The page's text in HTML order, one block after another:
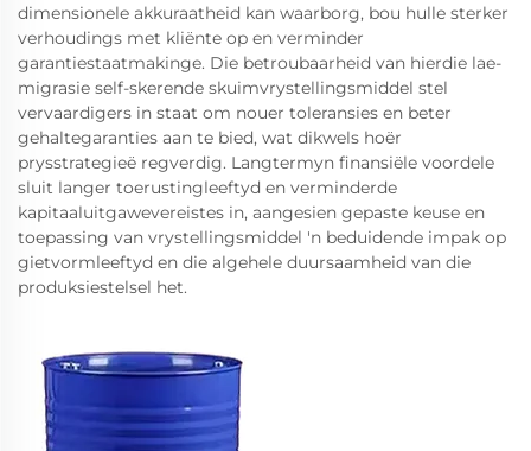
dimensionele akkuraatheid kan waarborg, bou hulle sterker
verhoudings met kliënte op en verminder
garantiestaatmakinge. Die betroubaarheid van hierdie lae-
migrasie self-skerende skuimvrystellingsmiddel stel
vervaardigers in staat om nouer toleransies en beter
gehaltegaranties aan te bied, wat dikwels hoër
prysstrategieë regverdig. Langtermyn finansiële voordele
sluit langer toerustingleeftyd en verminderde
kapitaaluitgawevereistes in, aangesien gepaste keuse en
toepassing van vrystellingsmiddel 'n beduidende impak op
gietvormleeftyd en die algehele duursaamheid van die
produksiestelsel het.